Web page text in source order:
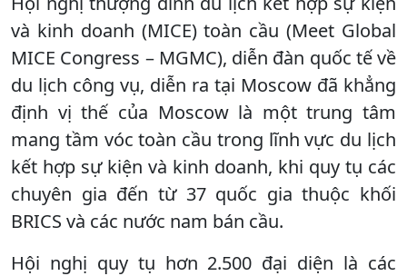
và kinh doanh (MICE) toàn cầu (Meet Global
MICE Congress – MGMC), diễn đàn quốc tế về
du lịch công vụ, diễn ra tại Moscow đã khẳng
định vị thế của Moscow là một trung tâm
mang tầm vóc toàn cầu trong lĩnh vực du lịch
kết hợp sự kiện và kinh doanh, khi quy tụ các
chuyên gia đến từ 37 quốc gia thuộc khối
BRICS và các nước nam bán cầu.
Hội nghị quy tụ hơn 2.500 đại diện là các